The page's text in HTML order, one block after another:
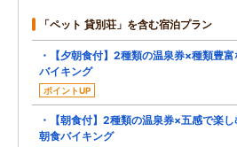
「ペット 貸別荘」を含む宿泊プラン
・【夕朝食付】2種類の温泉券×種類豊富
バイキング
ポイントUP
・【朝食付】2種類の温泉券×五感で楽し
朝食バイキング